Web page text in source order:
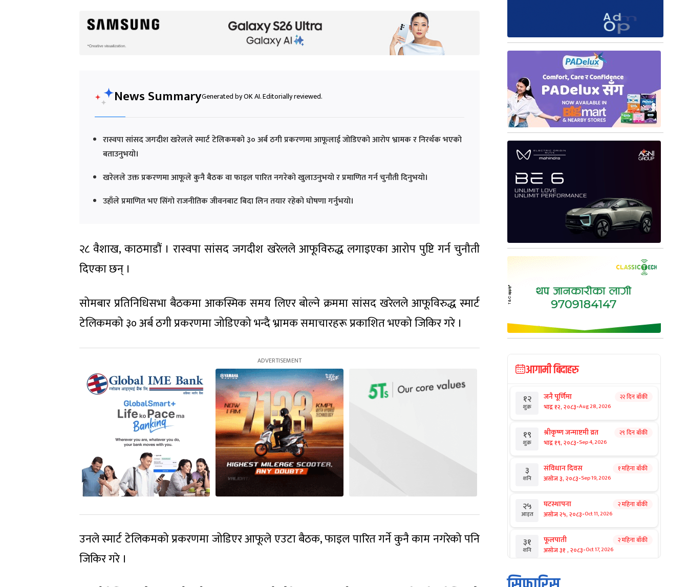
News SummaryGenerated by OK AI. Editorially reviewed.
रास्वपा सांसद जगदीश खरेलले स्मार्ट टेलिकमको ३० अर्ब ठगी प्रकरणमा आफूलाई जोडिएको आरोप भ्रामक र निरर्थक भएको
बताउनुभयो।
खरेलले उक्त प्रकरणमा आफूले कुनै बैठक वा फाइल पारित नगरेको खुलाउनुभयो र प्रमाणित गर्न चुनौती दिनुभयो।
उहाँले प्रमाणित भए सिंगो राजनीतिक जीवनबाट बिदा लिन तयार रहेको घोषणा गर्नुभयो।
२८ वैशाख, काठमाडौं । रास्वपा सांसद जगदीश खरेलले आफूविरुद्ध लगाइएका आरोप पुष्टि गर्न चुनौती
दिएका छन् ।
सोमबार प्रतिनिधिसभा बैठकमा आकस्मिक समय लिएर बोल्ने क्रममा सांसद खरेलले आफूविरुद्ध स्मार्ट
टेलिकमको ३० अर्ब ठगी प्रकरणमा जोडिएको भन्दै भ्रामक समाचारहरू प्रकाशित भएको जिकिर गरे ।
उनले स्मार्ट टेलिकमको प्रकरणमा जोडिएर आफूले एउटा बैठक, फाइल पारित गर्ने कुनै काम नगरेको पनि
जिकिर गरे ।
आगामी बिदाहरु
१२
शुक्र
जनै पूर्णिमा
भाद्र १२, २०८३-Aug 28, 2026
२२ दिन बाँकी
१९
शुक्र
श्रीकृष्ण जन्माष्टमी व्रत
भाद्र १९, २०८३-Sep 4, 2026
२९ दिन बाँकी
३
शनि
संविधान दिवस
असोज ३, २०८३-Sep 19, 2026
१ महिना बाँकी
२५
आइत
घटस्थापना
असोज २५, २०८३-Oct 11, 2026
२ महिना बाँकी
३१
शनि
फूलपाती
असोज ३१ , २०८३-Oct 17, 2026
२ महिना बाँकी
१ कार्तिक सङ्क्रान्ति